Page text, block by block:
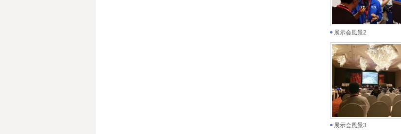
展示会風景2
展示会風景3